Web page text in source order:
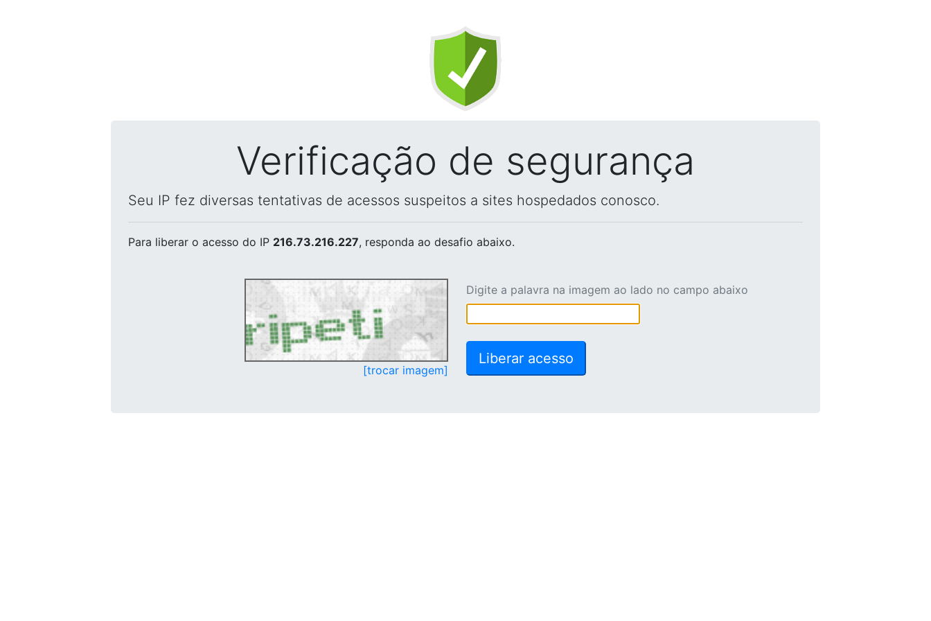
Verificação de segurança
Seu IP fez diversas tentativas de acessos suspeitos a sites hospedados conosco.
Para liberar o acesso do IP 216.73.216.227, responda ao desafio abaixo.
[trocar imagem]
Digite a palavra na imagem ao lado no campo abaixo